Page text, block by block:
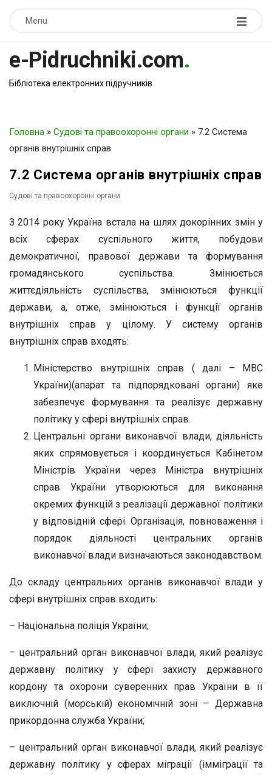
Menu
e-Pidruchniki.com.
Бібліотека електронних підручників
Головна » Судові та правоохоронні органи » 7.2 Система
органів внутрішніх справ
7.2 Система органів внутрішніх справ
Судові та правоохоронні органи
З 2014 року Україна встала на шлях докорінних змін у
всіх сферах суспільного життя, побудови
демократичної, правової держави та формування
громадянського суспільства. Змінюється
життєдіяльність суспільства, змінюються функції
держави, а, отже, змінюються і функції органів
внутрішніх справ у цілому. У систему органів
внутрішніх справ входять:
Міністерство внутрішніх справ ( далі – МВС
України)(апарат та підпорядковані органи) яке
забезпечує формування та реалізує державну
політику у сфері внутрішніх справ.
Центральні органи виконавчої влади, діяльність
яких спрямовується і координується Кабінетом
Міністрів України через Міністра внутрішніх
справ України утворюються для виконання
окремих функцій з реалізації державної політики
у відповідній сфері. Організація, повноваження і
порядок діяльності центральних органів
виконавчої влади визначаються законодавством.
До складу центральних органів виконавчої влади у
сфері внутрішніх справ входить:
– Національна поліція України;
– центральний орган виконавчої влади, який реалізує
державну політику у сфері захисту державного
кордону та охорони суверенних прав України в її
виключній (морській) економічній зоні – Державна
прикордонна служба України;
– центральний орган виконавчої влади, який реалізує
державну політику у сферах міграції (імміграції та